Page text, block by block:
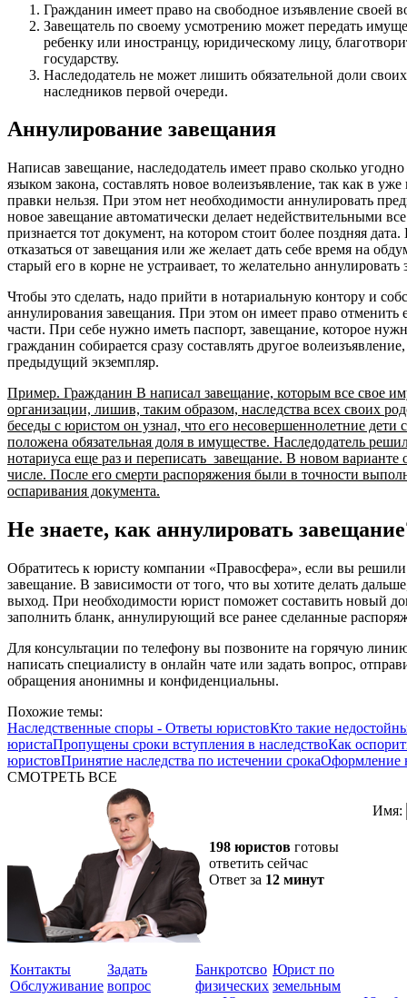
Гражданин имеет право на свободное изъявление своей
Завещатель по своему усмотрению может передать
ребенку или иностранцу, юридическому лицу,
государству.
Наследодатель не может лишить обязательной доли
наследников первой очереди.
Аннулирование завещания
Написав завещание, наследодатель имеет право сколько угодно
языком закона, составлять новое волеизъявление, так как в
правки нельзя. При этом нет необходимости аннулировать
новое завещание автоматически делает недействительными
признается тот документ, на котором стоит более поздняя
отказаться от завещания или же желает дать себе время на
старый его в корне не устраивает, то желательно аннулировать
Чтобы это сделать, надо прийти в нотариальную контору и
аннулирования завещания. При этом он имеет право отменить
части. При себе нужно иметь паспорт, завещание, которое
гражданин собирается сразу составлять другое
предыдущий экземпляр.
Пример. Гражданин В написал завещание, которым все свое
организации, лишив, таким образом, наследства всех своих
беседы с юристом он узнал, что его несовершеннолетние дети
положена обязательная доля в имуществе. Наследодатель
нотариуса еще раз и переписать завещание. В новом
числе. После его смерти распоряжения были в точности
оспаривания документа.
Не знаете, как аннулировать
Обратитесь к юристу компании «Правосфера», если вы
завещание. В зависимости от того, что вы хотите делать
выход. При необходимости юрист поможет составить новый
заполнить бланк, аннулирующий все ранее сделанные
Для консультации по телефону вы позвоните на горячую
написать специалисту в онлайн чате или задать вопрос,
обращения анонимны и конфиденциальны.
Похожие темы:
Наследственные споры - Ответы юристовКто такие
юристаПропущены сроки вступления в наследствоКак
юристовПринятие наследства по истечении срокаОформление
СМОТРЕТЬ ВСЕ
198 юристов готовы
ответить сейчас
Ответ за 12 минут
Имя:
Контакты
Обслуживание
Задать
вопрос
Банкротсво
физических
Юрист по
земельным